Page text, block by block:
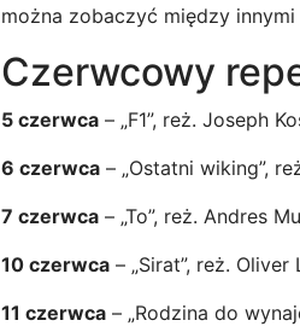
można zobaczyć między innymi
Czerwcowy
5 czerwca – „F1”, reż. Joseph
6 czerwca – „Ostatni wiking”,
7 czerwca – „To”, reż. Andres
10 czerwca – „Sirat”, reż.
11 czerwca – „Rodzina do